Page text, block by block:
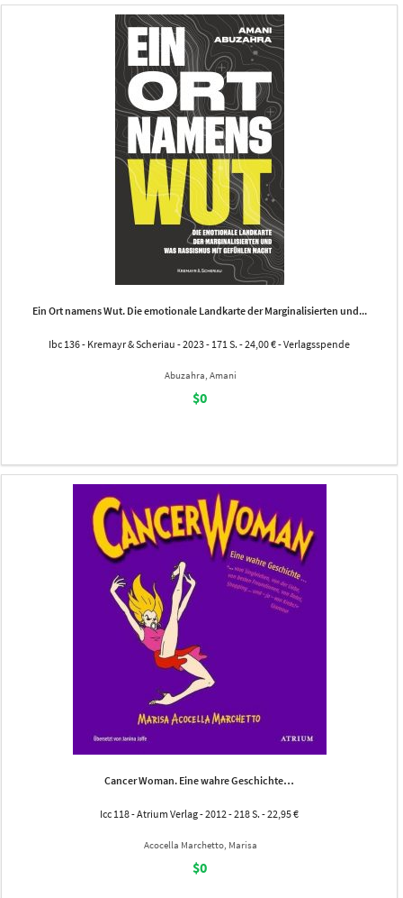
Ein Ort namens Wut. Die emotionale Landkarte der Marginalisierten und...
Ibc 136 - Kremayr & Scheriau - 2023 - 171 S. - 24,00 € - Verlagsspende
Abuzahra, Amani
$0
Cancer Woman. Eine wahre Geschichte…
Icc 118 - Atrium Verlag - 2012 - 218 S. - 22,95 €
Acocella Marchetto, Marisa
$0